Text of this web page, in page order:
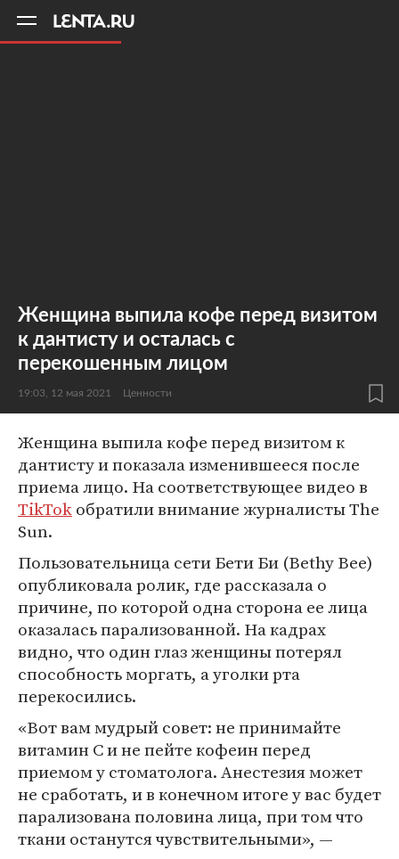
Женщина выпила кофе перед визитом
к дантисту и осталась с
перекошенным лицом
19:03, 12 мая 2021 Ценности
Женщина выпила кофе перед визитом к
дантисту и показала изменившееся после
приема лицо. На соответствующее видео в
TikTokобратили внимание журналисты The
Sun.
Пользовательница сети Бети Би (Bethy Bee)
опубликовала ролик, где рассказала о
причине, по которой одна сторона ее лица
оказалась парализованной. На кадрах
видно, что один глаз женщины потерял
способность моргать, а уголки рта
перекосились.
«Вот вам мудрый совет: не принимайте
витамин С и не пейте кофеин перед
приемом у стоматолога. Анестезия может
не сработать, и в конечном итоге у вас будет
парализована половина лица, при том что
ткани останутся чувствительными», —